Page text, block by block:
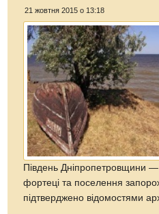
21 жовтня 2015 о 13:18
Південь Дніпропетровщини
фортеці та поселення
підтверджено відомостями